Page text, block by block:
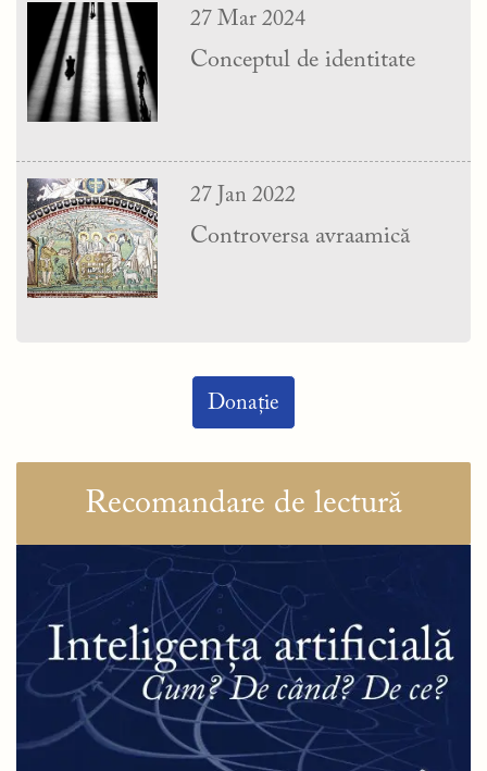
27 Mar 2024
Conceptul de identitate
27 Jan 2022
Controversa avraamică
Donație
Recomandare de lectură